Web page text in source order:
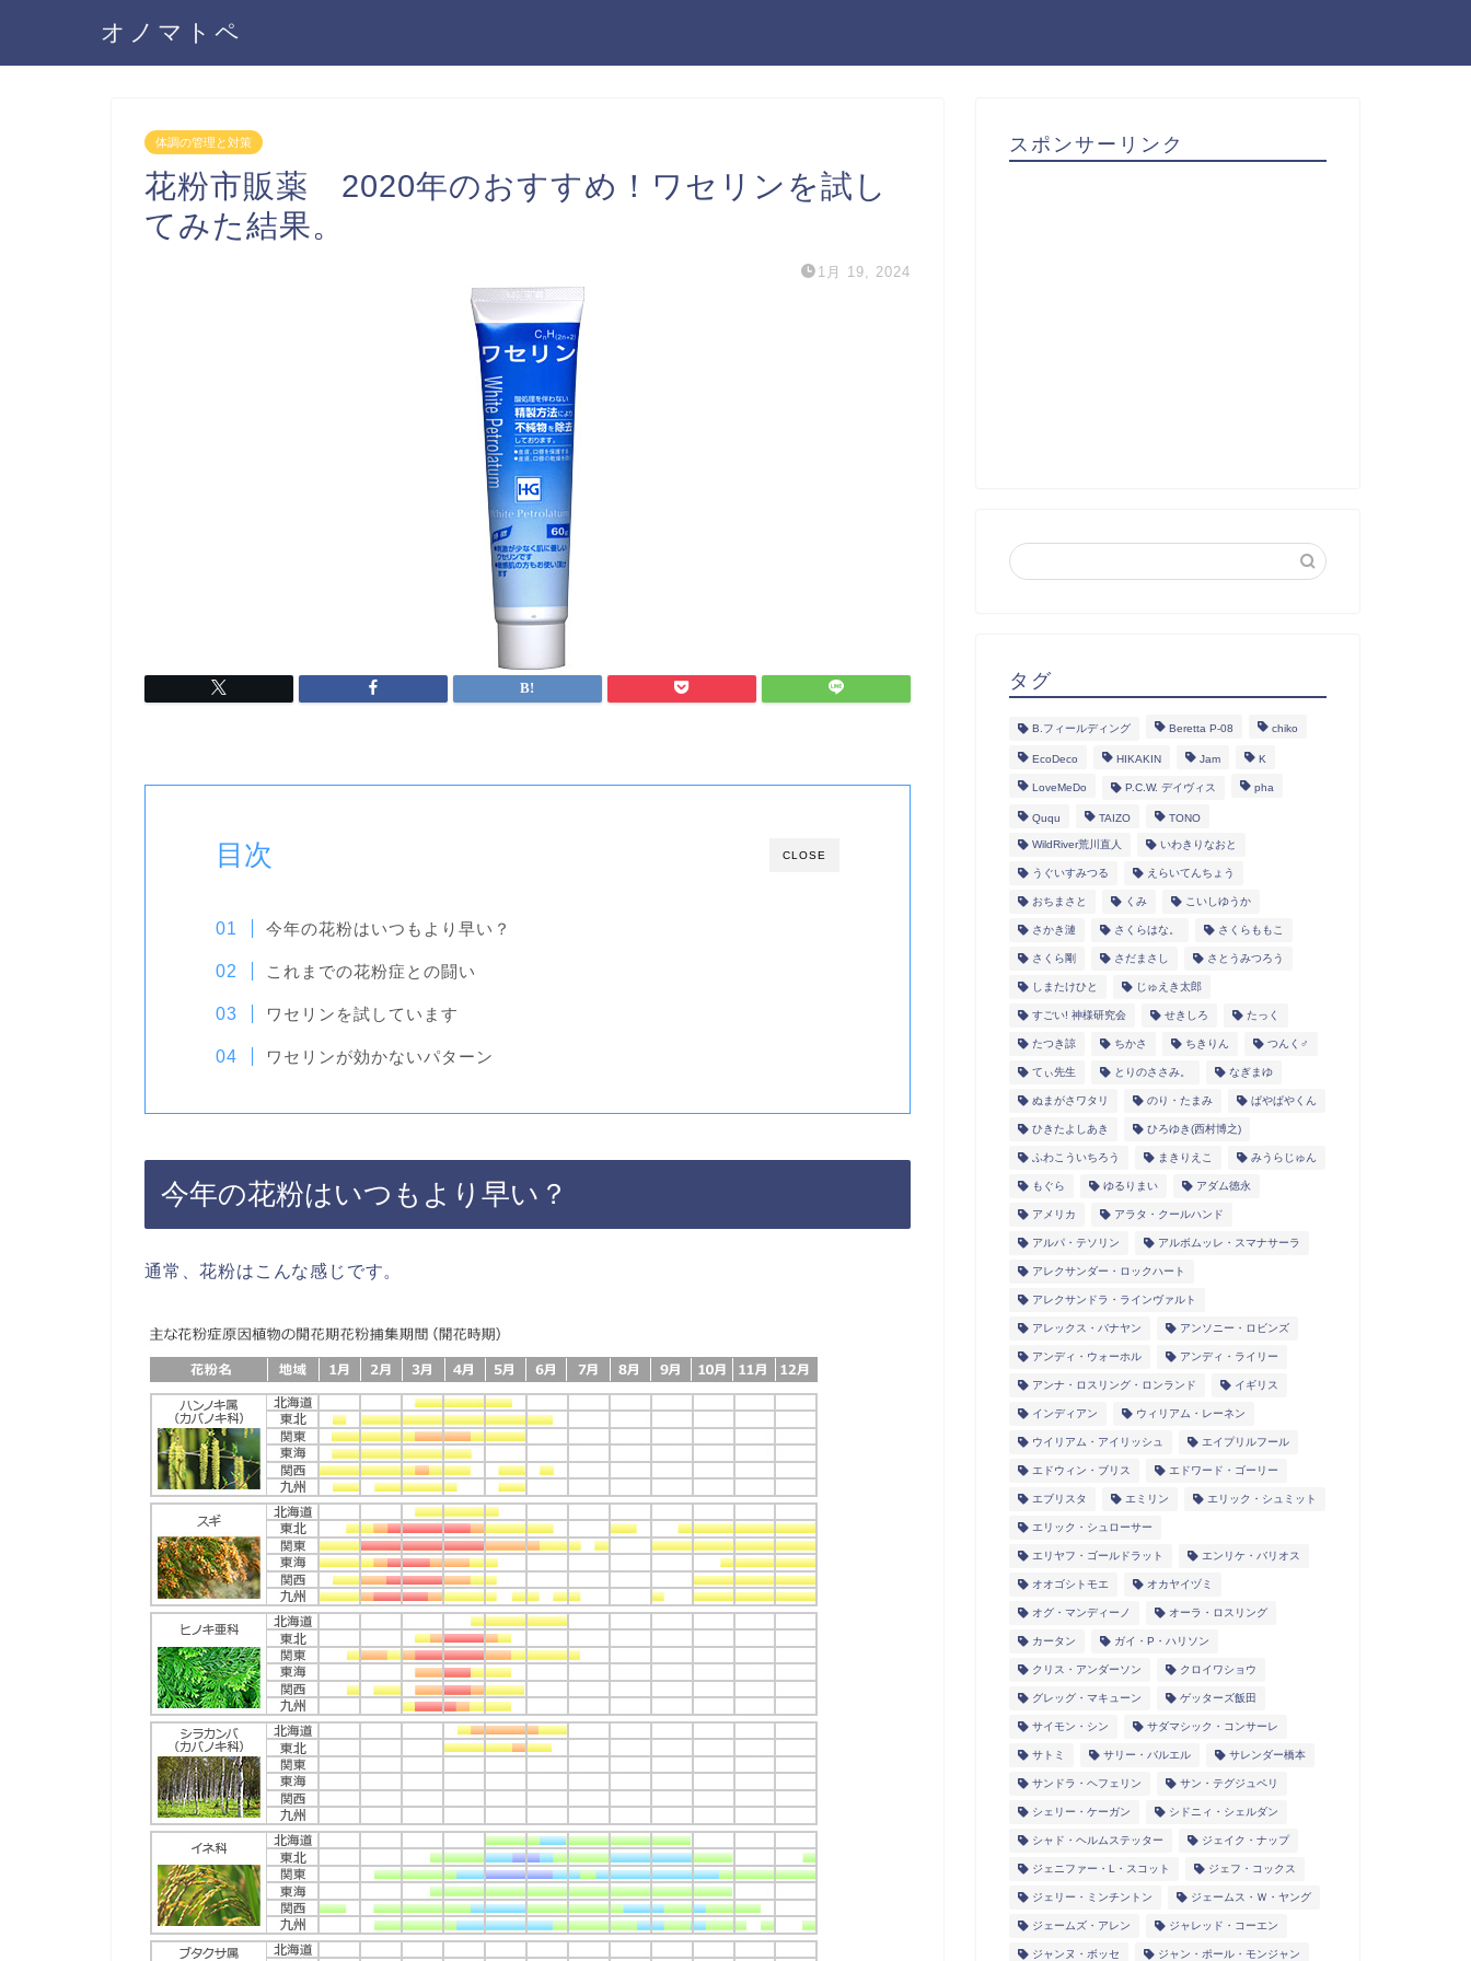
オノマトペ
体調の管理と対策
花粉市販薬 2020年のおすすめ！ワセリンを試し
てみた結果。
1月 19, 2024
CLOSE
目次
今年の花粉はいつもより早い？
これまでの花粉症との闘い
ワセリンを試しています
ワセリンが効かないパターン
今年の花粉はいつもより早い？
通常、花粉はこんな感じです。
スポンサーリンク
タグ
B.フィールディング Beretta P-08 chiko
EcoDeco HIKAKIN Jam K
LoveMeDo P.C.W. デイヴィス pha
Ququ TAIZO TONO
WildRiver荒川直人 いわきりなおと
うぐいすみつる えらいてんちょう
おちまさと くみ こいしゆうか
さかき漣 さくらはな。 さくらももこ
さくら剛 さだまさし さとうみつろう
しまたけひと じゅえき太郎
すごい! 神様研究会 せきしろ たっく
たつき諒 ちかさ ちきりん つんく♂
てぃ先生 とりのささみ。 なぎまゆ
ぬまがさワタリ のり・たまみ ぱやぱやくん
ひきたよしあき ひろゆき(西村博之)
ふわこういちろう まきりえこ みうらじゅん
もぐら ゆるりまい アダム徳永
アメリカ アラタ・クールハンド
アルパ・テソリン アルボムッレ・スマナサーラ
アレクサンダー・ロックハート
アレクサンドラ・ラインヴァルト
アレックス・バナヤン アンソニー・ロビンズ
アンディ・ウォーホル アンディ・ライリー
アンナ・ロスリング・ロンランド イギリス
インディアン ウィリアム・レーネン
ウイリアム・アイリッシュ エイプリルフール
エドウィン・ブリス エドワード・ゴーリー
エブリスタ エミリン エリック・シュミット
エリック・シュローサー
エリヤフ・ゴールドラット エンリケ・バリオス
オオゴシトモエ オカヤイヅミ
オグ・マンディーノ オーラ・ロスリング
カータン ガイ・P・ハリソン
クリス・アンダーソン クロイワショウ
グレッグ・マキューン ゲッターズ飯田
サイモン・シン サダマシック・コンサーレ
サトミ サリー・バルエル サレンダー橋本
サンドラ・ヘフェリン サン・テグジュペリ
シェリー・ケーガン シドニィ・シェルダン
シャド・ヘルムステッター ジェイク・ナップ
ジェニファー・L・スコット ジェフ・コックス
ジェリー・ミンチントン ジェームス・Ｗ・ヤング
ジェームズ・アレン ジャレッド・コーエン
ジャンヌ・ボッセ ジャン・ポール・モンジャン